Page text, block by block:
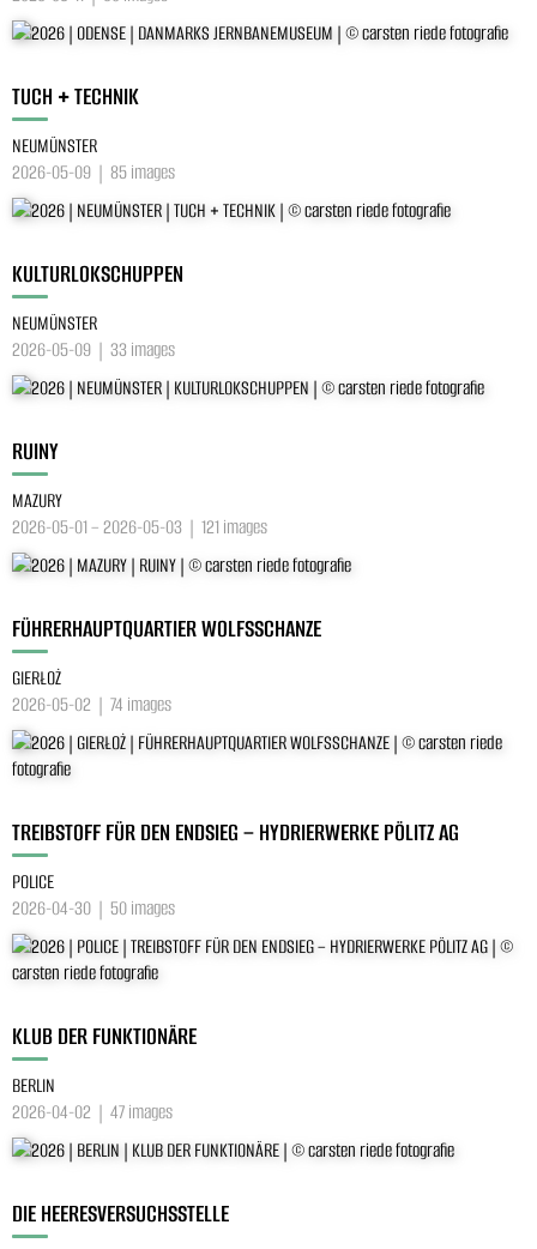
TUCH + TECHNIK
NEUMÜNSTER
2026-05-09 | 85 images
KULTURLOKSCHUPPEN
NEUMÜNSTER
2026-05-09 | 33 images
RUINY
MAZURY
2026-05-01 – 2026-05-03 | 121 images
FÜHRERHAUPTQUARTIER WOLFSSCHANZE
GIERŁOŻ
2026-05-02 | 74 images
TREIBSTOFF FÜR DEN ENDSIEG – HYDRIERWERKE PÖLITZ AG
POLICE
2026-04-30 | 50 images
KLUB DER FUNKTIONÄRE
BERLIN
2026-04-02 | 47 images
DIE HEERESVERSUCHSSTELLE